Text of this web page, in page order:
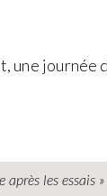
journée
après les essais »